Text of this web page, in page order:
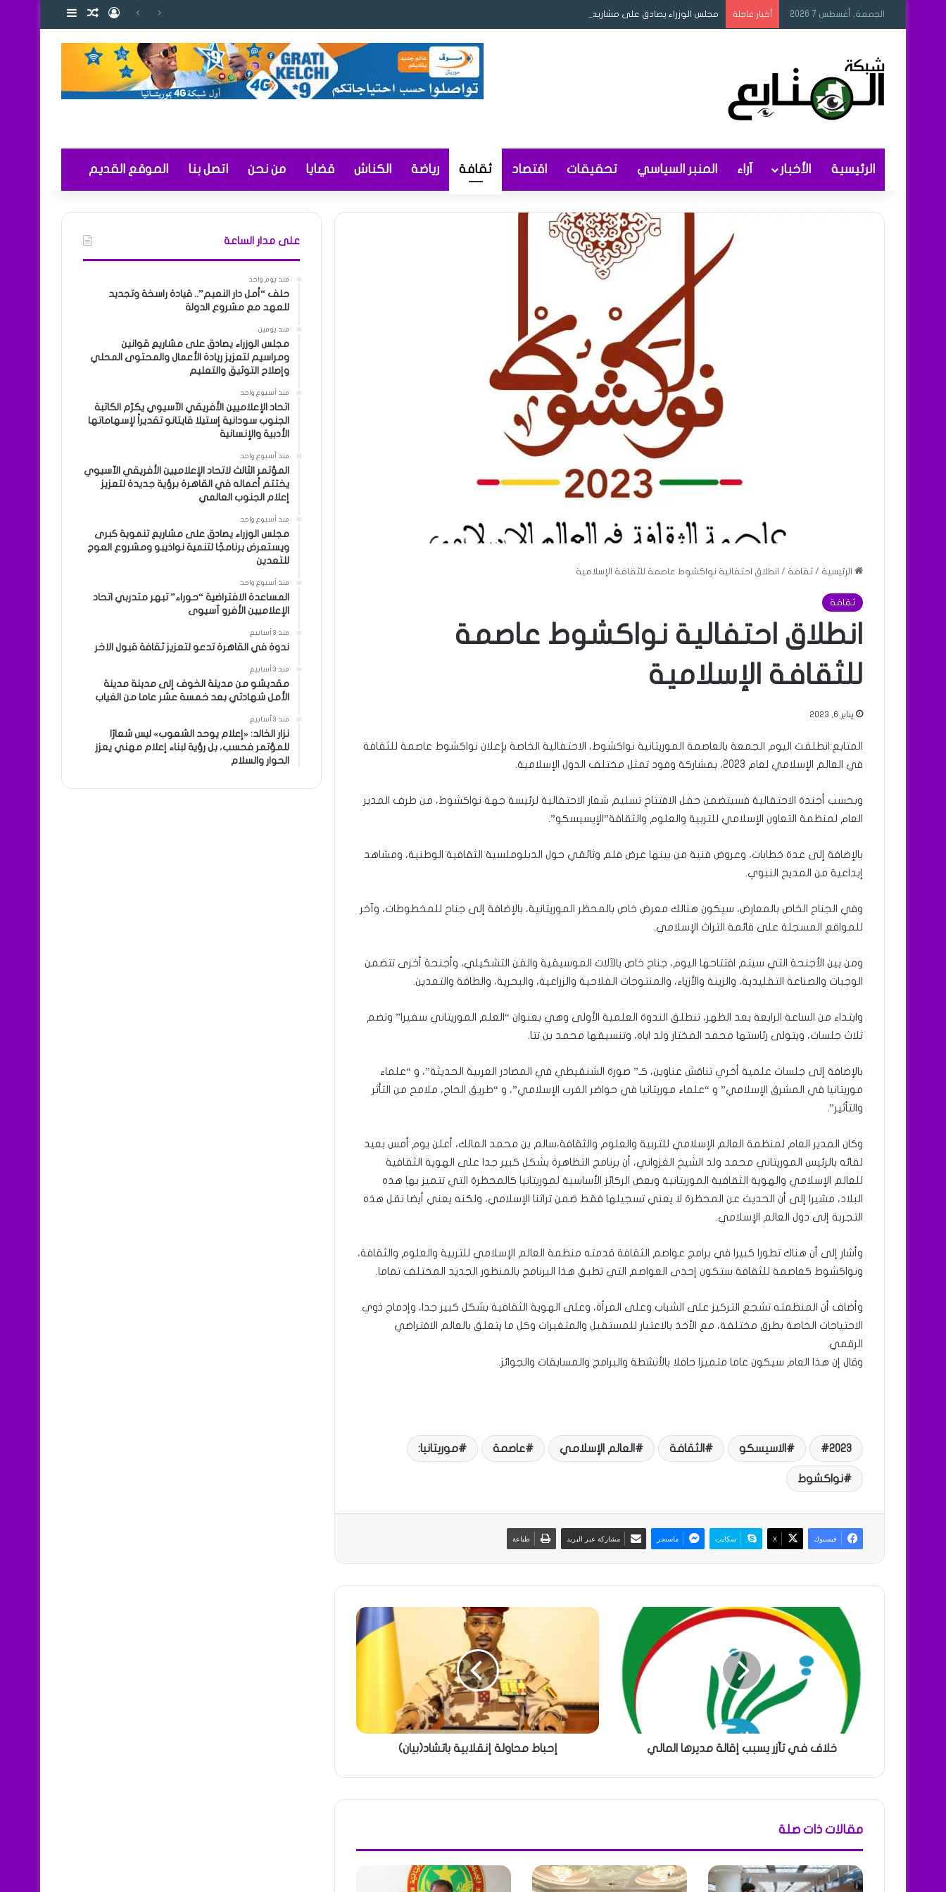
الجمعة, أغسطس 7 2026 أخبار عاجلة مجلس الوزراء يصادق على مشاريع قوانين ومراسيم لتعزيز ريادة الأعمال والمحتوى المحلي وإصلاح التوثيق والتعليم تسجيل الدخول
مقال عشوائي
إضافة عمود
الرئيسية الأخبار آراء المنبر السياسي تحقيقات اقتصاد ثقافة رياضة الكناش قضايا من نحن اتصل بنا الموقع القديم
الرئيسية / ثقافة / انطلاق احتفالية نواكشوط عاصمة للثقافة الإسلامية
ثقافة
انطلاق احتفالية نواكشوط عاصمة
للثقافة الإسلامية
يناير 6, 2023
المتابع:انطلقت اليوم الجمعة بالعاصمة الموريتانية نواكشوط، الاحتفالية الخاصة بإعلان نواكشوط عاصمة للثقافة
في العالم الإسلامي لعام 2023، بمشاركة وفود تمثل مختلف الدول الإسلامية.
وبحسب أجندة الاحتفالية فسيتضمن حفل الافتتاح تسليم شعار الاحتفالية لرئيسة جهة نواكشوط، من طرف المدير
العام لمنظمة التعاون الإسلامي للتربية والعلوم والثقافة”الإيسيسكو”.
بالإضافة إلى عدة خطابات، وعروض فنية من بينها عرض فلم وثائقي حول الدبلوملسية الثقافية الوطنية، ومشاهد
إبداعية من المديح النبوي.
وفي الجناح الخاص بالمعارض، سيكون هنالك معرض خاص بالمحظر الموريتانية، بالإضافة إلى جناح للمخطوطات، وآخر
للمواقع المسجلة على قائمة التراث الإسلامي.
ومن بين الأجنحة التي سيتم افتتاحها اليوم، جناح خاص بالآلات الموسيقية والفن التشكيلي، وأجنحة أخرى تتضمن
الوجبات والصناعة التقليدية، والزينة والأزياء، والمنتوجات الفلاحية والزراعية، والبحرية، والطاقة والتعدين.
وابتداء من الساعة الرابعة بعد الظهر، تنطلق الندوة العلمية الأولى وهي بعنوان “العلم الموريتاني سفيرا” وتضم
ثلاث جلسات، ويتولى رئاستها محمد المختار ولد اباه، وتنسيقها محمد بن تتا.
بالإضافة إلى جلسات علمية أخري تناقش عناوين، كـ” صورة الشنقيطي في المصادر العربية الحديثة”، و “علماء
موريتانيا في المشرق الإسلامي” و “علماء موريتانيا في حواضر الغرب الإسلامي”، و “طريق الحاج، ملامح من التأثر
والتأثير”.
وكان المدير العام لمنظمة العالم الإسلامي للتربية والعلوم والثقافة،سالم بن محمد المالك، أعلن يوم أمس بعيد
لقائه بالرئيس الموريتاني محمد ولد الشيخ الغزواني، أن برنامج التظاهرة بشكل كبير جدا على الهوية الثقافية
للعالم الإسلامي والهوية الثقافية الموريتانية وبعض الركائز الأساسية لموريتانيا كالمحظرة التي تتميز بها هذه
البلاد، مشيرا إلى أن الحديث عن المحظرة لا يعني تسجيلها فقط ضمن تراثنا الإسلامي، ولكنه يعني أيضا نقل هذه
التجربة إلى دول العالم الإسلامي.
وأشار إلى أن هناك تطورا كبيرا في برامج عواصم الثقافة قدمته منظمة العالم الإسلامي للتربية والعلوم والثقافة،
ونواكشوط كعاصمة للثقافة ستكون إحدى العواصم التي تطبق هذا البرنامج بالمنظور الجديد المختلف تماما.
وأضاف أن المنظمته تشجع التركيز على الشباب وعلى المرأة، وعلى الهوية الثقافية بشكل كبير جدا، وإدماج ذوي
الاحتياجات الخاصة بطرق مختلفة، مع الأخذ بالاعتبار للمستقبل والمتغيرات وكل ما يتعلق بالعالم الافتراضي
الرقمي.
وقال إن هذا العام سيكون عاما متميزا حافلا بالأنشطة والبرامج والمسابقات والجوائز.
2023 الاسيسكو الثقافة العالم الإسلامي عاصمة موريتانيا:
نواكشوط
فيسبوك X سكايب ماسنجر مشاركة عبر البريد طباعة
خلاف في تآزر يسبب إقالة مديرها المالي إحباط محاولة إنقلابية باتشاد(بيان)
مقالات ذات صلة
على مدار الساعة
منذ يوم واحد
حلف “أمل دار النعيم”.. قيادة راسخة وتجديد
للعهد مع مشروع الدولة
منذ يومين
مجلس الوزراء يصادق على مشاريع قوانين
ومراسيم لتعزيز ريادة الأعمال والمحتوى المحلي
وإصلاح التوثيق والتعليم
منذ أسبوع واحد
اتحاد الإعلاميين الأفريقي الآسيوي يكرّم الكاتبة
الجنوب سودانية إستيلا قايتانو تقديراً لإسهاماتها
الأدبية والإنسانية
منذ أسبوع واحد
المؤتمر الثالث لاتحاد الإعلاميين الأفريقي الآسيوي
يختتم أعماله في القاهرة برؤية جديدة لتعزيز
إعلام الجنوب العالمي
منذ أسبوع واحد
مجلس الوزراء يصادق على مشاريع تنموية كبرى
ويستعرض برنامجًا لتنمية نواذيبو ومشروع العوج
للتعدين
منذ أسبوع واحد
المساعدة الافتراضية “حوراء” تبهر متدربي اتحاد
الإعلاميين الأفرو آسيوى
منذ 3 أسابيع
ندوة في القاهرة تدعو لتعزيز ثقافة قبول الاخر
منذ 3 أسابيع
مقديشو من مدينة الخوف إلى مدينة مدينة
الأمل شهادتي بعد خمسة عشر عاما من الغياب
منذ 3 أسابيع
نزار الخالد: «إعلام يوحد الشعوب» ليس شعارًا
للمؤتمر فحسب، بل رؤية لبناء إعلام مهني يعزز
الحوار والسلام